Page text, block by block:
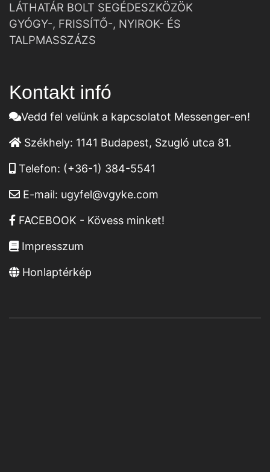
LÁTHATÁR BOLT SEGÉDESZKÖZÖK
GYÓGY-, FRISSÍTŐ-, NYIROK- ÉS
TALPMASSZÁZS
Kontakt infó
Vedd fel velünk a kapcsolatot Messenger-en!
Székhely: 1141 Budapest, Szugló utca 81.
Telefon: (+36-1) 384-5541
E-mail: ugyfel@vgyke.com
FACEBOOK - Kövess minket!
Impresszum
Honlaptérkép